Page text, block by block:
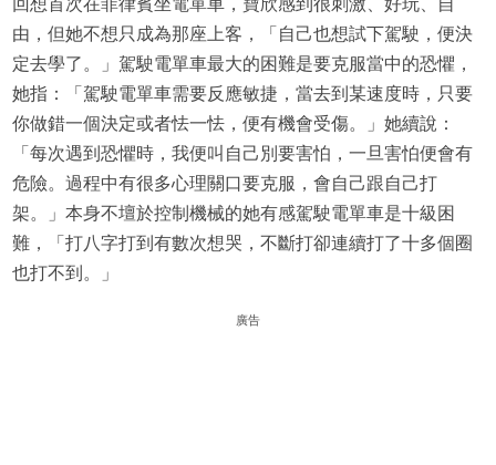
回想首次在菲律賓坐電單車，寶欣感到很刺激、好玩、自
由，但她不想只成為那座上客，「自己也想試下駕駛，便決
定去學了。」駕駛電單車最大的困難是要克服當中的恐懼，
她指：「駕駛電單車需要反應敏捷，當去到某速度時，只要
你做錯一個決定或者怯一怯，便有機會受傷。」她續說：
「每次遇到恐懼時，我便叫自己別要害怕，一旦害怕便會有
危險。過程中有很多心理關口要克服，會自己跟自己打
架。」本身不壇於控制機械的她有感駕駛電單車是十級困
難，「打八字打到有數次想哭，不斷打卻連續打了十多個圈
也打不到。」
廣告